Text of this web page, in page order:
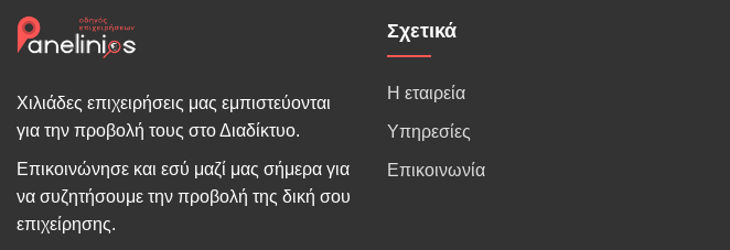
Χιλιάδες επιχειρήσεις μας εμπιστεύονται
για την προβολή τους στο Διαδίκτυο.
Επικοινώνησε και εσύ μαζί μας σήμερα για
να συζητήσουμε την προβολή της δική σου
επιχείρησης.
Σχετικά
Η εταιρεία
Υπηρεσίες
Επικοινωνία